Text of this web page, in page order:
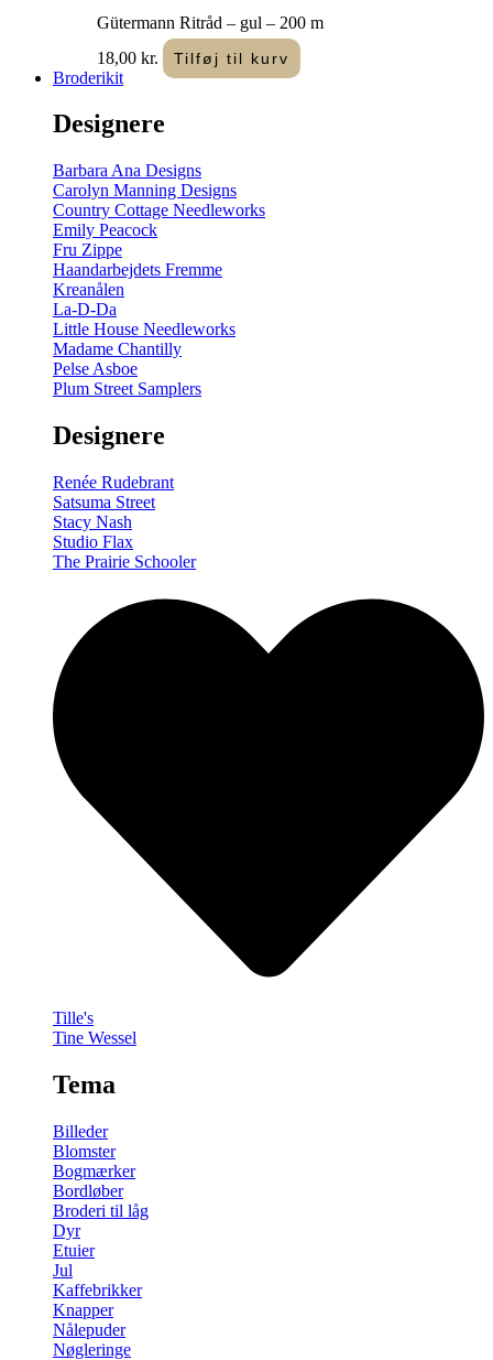
Gütermann Ritråd – gul – 200 m
18,00 kr. Tilføj til kurv
Broderikit
Designere
Barbara Ana Designs
Carolyn Manning Designs
Country Cottage Needleworks
Emily Peacock
Fru Zippe
Haandarbejdets Fremme
Kreanålen
La-D-Da
Little House Needleworks
Madame Chantilly
Pelse Asboe
Plum Street Samplers
Designere
Renée Rudebrant
Satsuma Street
Stacy Nash
Studio Flax
The Prairie Schooler
Tille's
Tine Wessel
Tema
Billeder
Blomster
Bogmærker
Bordløber
Broderi til låg
Dyr
Etuier
Jul
Kaffebrikker
Knapper
Nålepuder
Nøgleringe